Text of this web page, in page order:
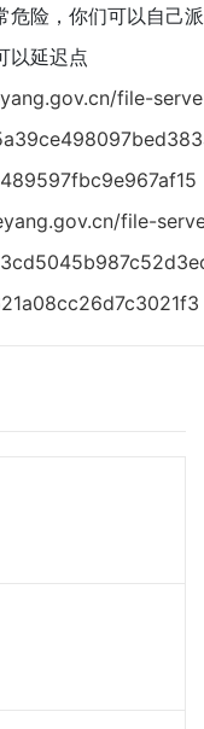
危险，你们可以自己
以延迟点
file-
file-